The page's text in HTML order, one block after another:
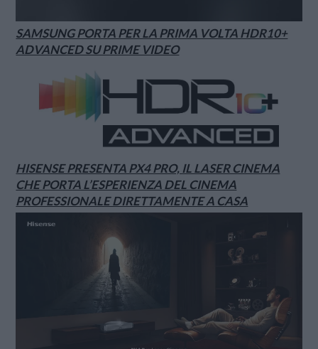
SAMSUNG PORTA PER LA PRIMA VOLTA HDR10+
ADVANCED SU PRIME VIDEO
HISENSE PRESENTA PX4 PRO, IL LASER CINEMA
CHE PORTA L’ESPERIENZA DEL CINEMA
PROFESSIONALE DIRETTAMENTE A CASA